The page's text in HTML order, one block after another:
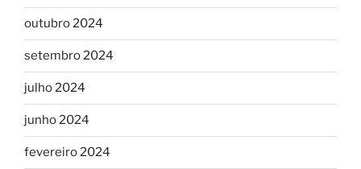
outubro 2024
setembro 2024
julho 2024
junho 2024
fevereiro 2024